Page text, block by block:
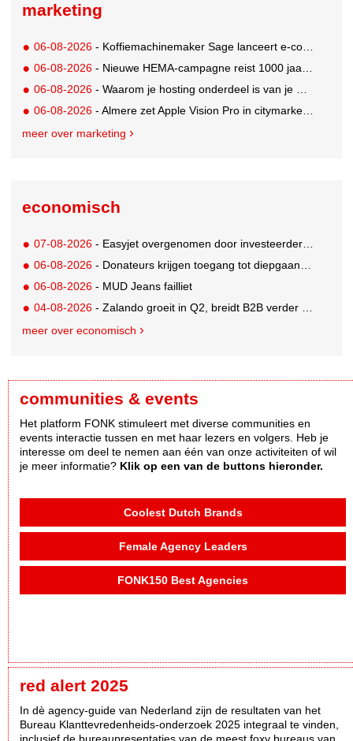
marketing
06-08-2026 - Koffiemachinemaker Sage lanceert e-commerceplatform voor koffieliefhebbers
06-08-2026 - Nieuwe HEMA-campagne reist 1000 jaar terug in de tijd naar 'Hemastein'
06-08-2026 - Waarom je hosting onderdeel is van je merkstrategie
06-08-2026 - Almere zet Apple Vision Pro in citymarketing
meer over marketing
economisch
07-08-2026 - Easyjet overgenomen door investeerder Apollo
06-08-2026 - Donateurs krijgen toegang tot diepgaandere informatie over goede doelen
06-08-2026 - MUD Jeans failliet
04-08-2026 - Zalando groeit in Q2, breidt B2B verder uit en innoveert met AI
meer over economisch
communities & events
Het platform FONK stimuleert met diverse communities en
events interactie tussen en met haar lezers en volgers. Heb je
interesse om deel te nemen aan één van onze activiteiten of wil
je meer informatie? Klik op een van de buttons hieronder.
Coolest Dutch Brands
Female Agency Leaders
FONK150 Best Agencies
red alert 2025
In dè agency-guide van Nederland zijn de resultaten van het
Bureau Klanttevredenheids-onderzoek 2025 integraal te vinden,
inclusief de bureaupresentaties van de meest foxy bureaus van